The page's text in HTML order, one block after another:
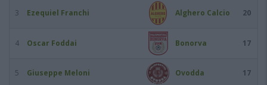
3 Ezequiel Franchi Alghero Calcio 20
4 Oscar Foddai Bonorva 17
5 Giuseppe Meloni Ovodda 17